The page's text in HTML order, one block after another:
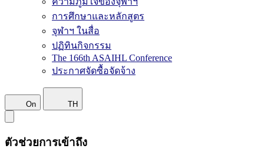
การศึกษาและหลักสูตร
จุฬาฯ ในสื่อ
ปฏิทินกิจกรรม
The 166th ASAIHL Conference
ประกาศจัดซื้อจัดจ้าง
On TH
ตัวช่วยการเข้าถึง